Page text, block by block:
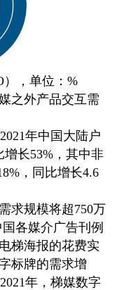
），单位：%
之外产品交互需
年中国大陆户
增长53%，其中非
，同比增长4.6
需求规模将超750万
各媒介广告刊例
梯海报的花费实
标牌的需求增
年，梯媒数字